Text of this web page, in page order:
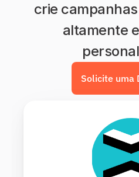
crie
altamente
Solicite uma